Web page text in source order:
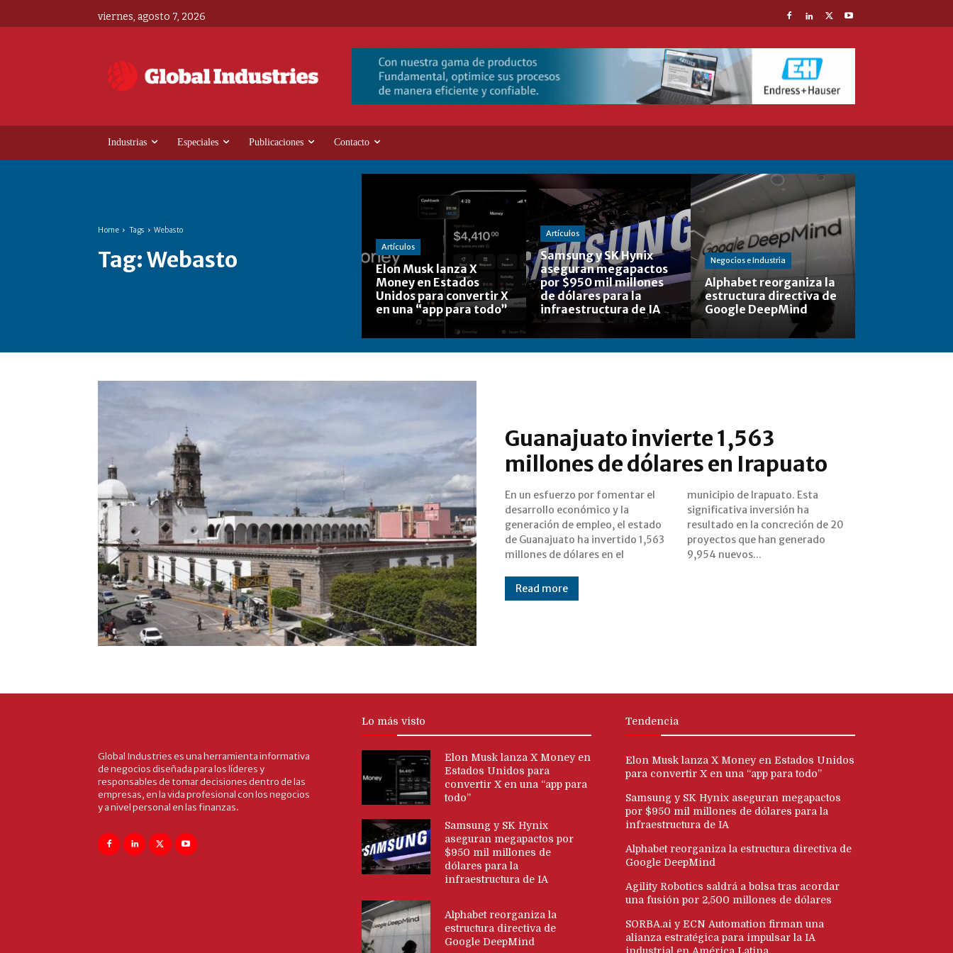
viernes, agosto 7, 2026
Industrias Especiales Publicaciones Contacto
Home Tags Webasto
Tag:Webasto Artículos
Elon Musk lanza X
Money en Estados
Unidos para convertir X
en una “app para todo”
Artículos
Samsung y SK Hynix
aseguran megapactos
por $950 mil millones
de dólares para la
infraestructura de IA
Negocios e Industria
Alphabet reorganiza la
estructura directiva de
Google DeepMind
Guanajuato invierte 1,563
millones de dólares en Irapuato
En un esfuerzo por fomentar el
desarrollo económico y la
generación de empleo, el estado
de Guanajuato ha invertido 1,563
millones de dólares en el
municipio de Irapuato. Esta
significativa inversión ha
resultado en la concreción de 20
proyectos que han generado
9,954 nuevos...
Read more
Global Industries es una herramienta informativa
de negocios diseñada para los líderes y
responsables de tomar decisiones dentro de las
empresas, en la vida profesional con los negocios
y a nivel personal en las finanzas.
Lo más visto
Elon Musk lanza X Money en
Estados Unidos para
convertir X en una “app para
todo”
Samsung y SK Hynix
aseguran megapactos por
$950 mil millones de
dólares para la
infraestructura de IA
Alphabet reorganiza la
estructura directiva de
Google DeepMind
Tendencia
Elon Musk lanza X Money en Estados Unidos
para convertir X en una “app para todo”
Samsung y SK Hynix aseguran megapactos
por $950 mil millones de dólares para la
infraestructura de IA
Alphabet reorganiza la estructura directiva de
Google DeepMind
Agility Robotics saldrá a bolsa tras acordar
una fusión por 2,500 millones de dólares
SORBA.ai y ECN Automation firman una
alianza estratégica para impulsar la IA
industrial en América Latina